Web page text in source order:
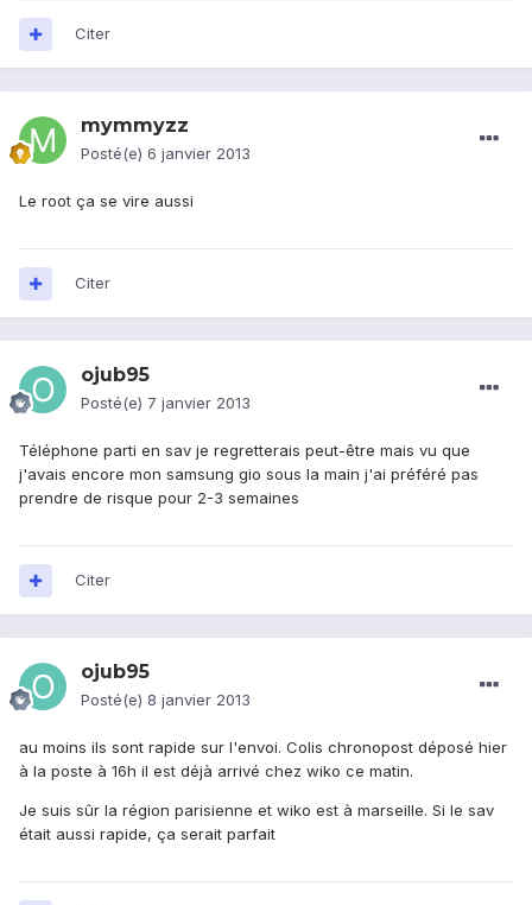
Citer
mymmyzz
Posté(e) 6 janvier 2013
Le root ça se vire aussi
Citer
ojub95
Posté(e) 7 janvier 2013
Téléphone parti en sav je regretterais peut-être mais vu que
j'avais encore mon samsung gio sous la main j'ai préféré pas
prendre de risque pour 2-3 semaines
Citer
ojub95
Posté(e) 8 janvier 2013
au moins ils sont rapide sur l'envoi. Colis chronopost déposé hier
à la poste à 16h il est déjà arrivé chez wiko ce matin.
Je suis sûr la région parisienne et wiko est à marseille. Si le sav
était aussi rapide, ça serait parfait